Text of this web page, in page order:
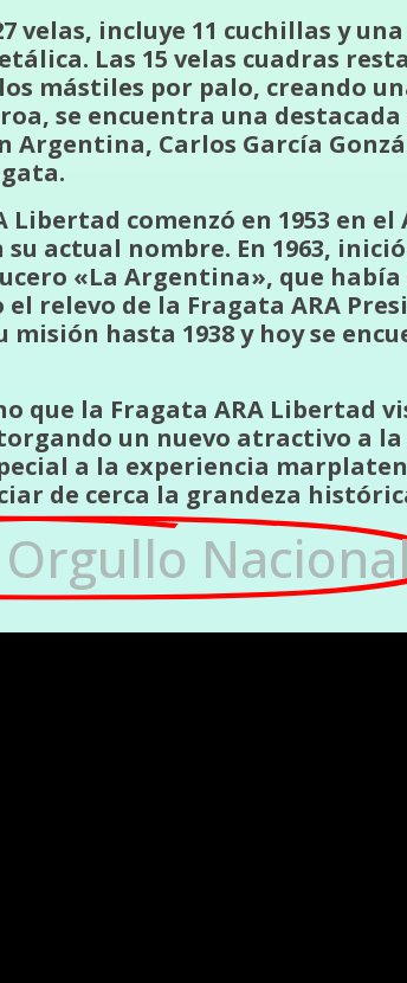
velas, incluye 11 cuchillas y
Las 15 velas cuadras
mástiles por palo, creando
se encuentra una
Carlos García
Libertad comenzó en 1953 en
actual nombre. En 1963,
«La Argentina», que había
relevo de la Fragata ARA
misión hasta 1938 y hoy se
que la Fragata ARA Libertad
un nuevo atractivo a la
a la experiencia
de cerca la grandeza